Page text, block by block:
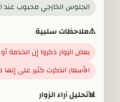
الجلوس الخارجي محبوب عند
⚠️ملاحظات سلبية
بعض الزوار ذكروا إن الخدمة
الأسعار انذكرت كثير على
📊تحليل آراء الزوار